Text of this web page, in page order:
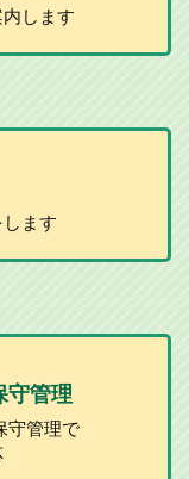
します
ます
守管理
守管理で